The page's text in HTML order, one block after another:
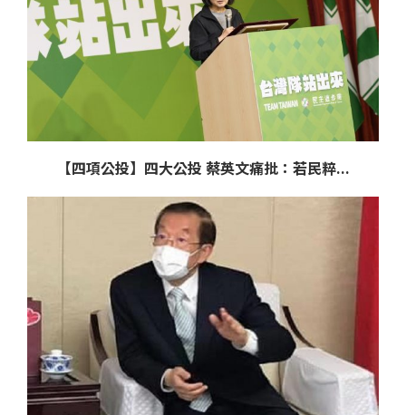
【四項公投】四大公投 蔡英文痛批：若民粹...